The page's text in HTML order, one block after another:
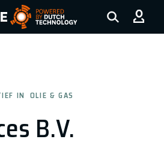
to the homepage
B.V.
IN OLIE & GAS